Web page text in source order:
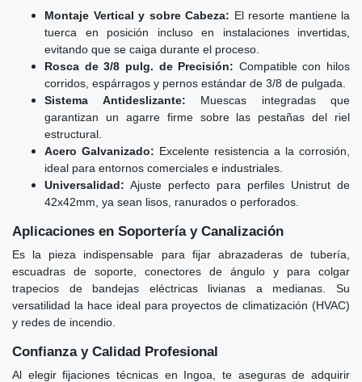
Montaje Vertical y sobre Cabeza: El resorte mantiene la
tuerca en posición incluso en instalaciones invertidas,
evitando que se caiga durante el proceso.
Rosca de 3/8 pulg. de Precisión: Compatible con hilos
corridos, espárragos y pernos estándar de 3/8 de pulgada.
Sistema Antideslizante: Muescas integradas que
garantizan un agarre firme sobre las pestañas del riel
estructural.
Acero Galvanizado: Excelente resistencia a la corrosión,
ideal para entornos comerciales e industriales.
Universalidad: Ajuste perfecto para perfiles Unistrut de
42x42mm, ya sean lisos, ranurados o perforados.
Aplicaciones en Soportería y Canalización
Es la pieza indispensable para fijar abrazaderas de tubería,
escuadras de soporte, conectores de ángulo y para colgar
trapecios de bandejas eléctricas livianas a medianas. Su
versatilidad la hace ideal para proyectos de climatización (HVAC)
y redes de incendio.
Confianza y Calidad Profesional
Al elegir fijaciones técnicas en Ingoa, te aseguras de adquirir